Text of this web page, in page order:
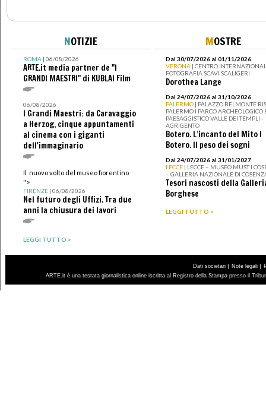
NOTIZIE
ROMA| 06/08/2026
ARTE.it media partner de "I
GRANDI MAESTRI" di KUBLAI Film
06/08/2026
I Grandi Maestri: da Caravaggio
a Herzog, cinque appuntamenti
al cinema con i giganti
dell'immaginario
Il nuovo volto del museo fiorentino
">
FIRENZE| 06/08/2026
Nel futuro degli Uffizi. Tra due
anni la chiusura dei lavori
LEGGI TUTTO >
MOSTRE
Dal 30/07/2026 al 01/11/2026
VERONA | CENTRO
FOTOGRAFIA SCAVI SCALIGERI
Dorothea Lange
Dal 24/07/2026 al 31/10/2026
PALERMO | PALAZZO BELMONTE
PALERMO I PARCO ARCHEOLOGICO
PAESAGGISTICO VALLE DEI TEMPLI -
AGRIGENTO
Botero. L’incanto del Mito I
Botero. Il peso dei sogni
Dal 24/07/2026 al 31/01/2027
LECCE | LECCE – MUSEO MUST I
– GALLERIA NAZIONALE DI
Tesori nascosti della
Borghese
LEGGI TUTTO >
Dati societari | Note legali |
ARTE.it è una testata giornalistica online iscritta al Registro della Stampa presso il